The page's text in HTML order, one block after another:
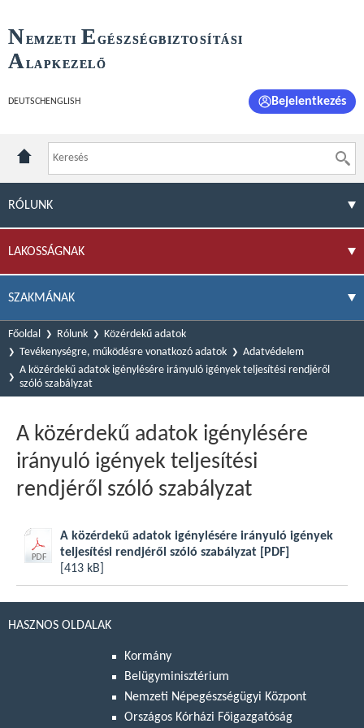
NEMZETI E GÉSZSÉGBIZTOSÍTÁSI
ALAPKEZELŐ
DEUTSCH ENGLISH Bejelentkezés
RÓLUNK
LAKOSSÁGNAK
SZAKMÁNAK
Főoldal Rólunk
Közérdekű adatok
Tevékenységre, működésre vonatkozó adatok
Adatvédelem
A közérdekű adatok igénylésére irányuló igények teljesítési rendjéről
szóló szabályzat
A közérdekű adatok igénylésére
irányuló igények teljesítési
rendjéről szóló szabályzat
A közérdekű adatok igénylésére irányuló igények
teljesítési rendjéről szóló szabályzat
[PDF]
[413 kB]
HASZNOS OLDALAK
Kormány
Belügyminisztérium
Nemzeti Népegészségügyi Központ
Országos Kórházi Főigazgatóság